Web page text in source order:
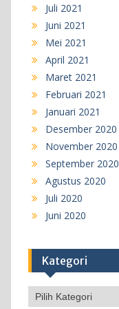
Juli 2021
Juni 2021
Mei 2021
April 2021
Maret 2021
Februari 2021
Januari 2021
Desember 2020
November 2020
September 2020
Agustus 2020
Juli 2020
Juni 2020
Kategori
Kategori